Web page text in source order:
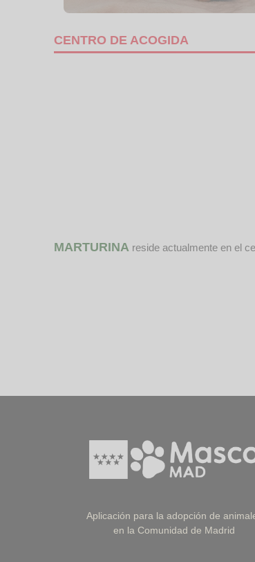
CENTRO DE ACOGIDA
MARTURINA reside actualmente en el
Aplicación para la adopción de
en la Comunidad de Madrid